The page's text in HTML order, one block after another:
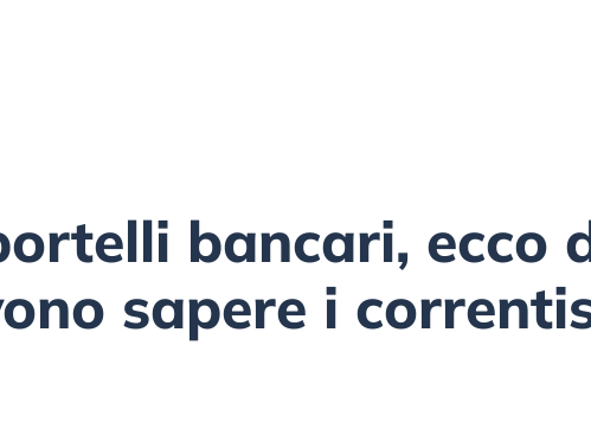
bancari, ecco
sapere i